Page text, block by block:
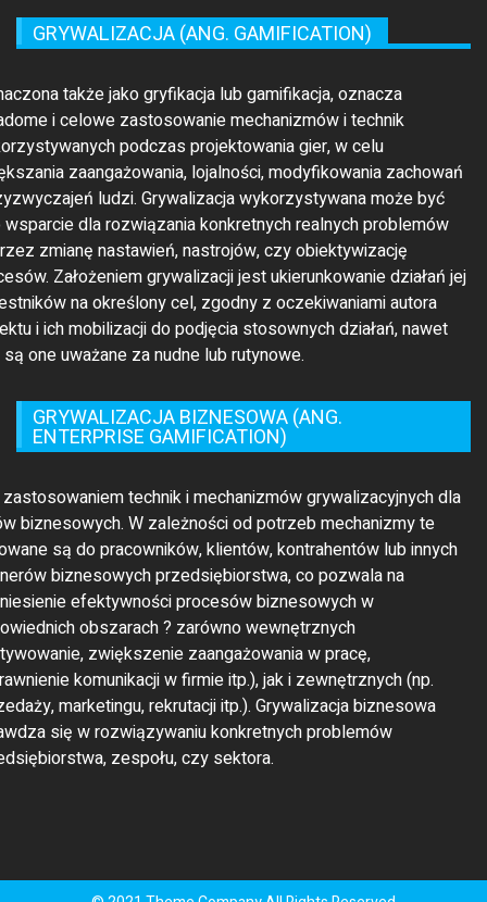
także jako gryfikacja lub gamifikacja, oznacza
i celowe zastosowanie mechanizmów i technik
podczas projektowania gier, w celu
zaangażowania, lojalności, modyfikowania zachowań
ludzi. Grywalizacja wykorzystywana może być
wsparcie dla rozwiązania konkretnych realnych problemów
zmianę nastawień, nastrojów, czy obiektywizację
Założeniem grywalizacji jest ukierunkowanie działań jej
na określony cel, zgodny z oczekiwaniami autora
i ich mobilizacji do podjęcia stosownych działań, nawet
one uważane za nudne lub rutynowe.
GRYWALIZACJA BIZNESOWA (ANG.
ENTERPRISE GAMIFICATION)
technik i mechanizmów grywalizacyjnych dla
biznesowych. W zależności od potrzeb mechanizmy te
są do pracowników, klientów, kontrahentów lub innych
biznesowych przedsiębiorstwa, co pozwala na
efektywności procesów biznesowych w
obszarach ? zarówno wewnętrznych
zwiększenie zaangażowania w pracę,
komunikacji w firmie itp.), jak i zewnętrznych (np.
marketingu, rekrutacji itp.). Grywalizacja biznesowa
się w rozwiązywaniu konkretnych problemów
zespołu, czy sektora.